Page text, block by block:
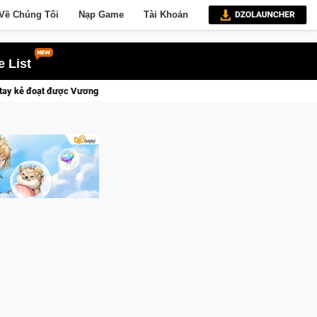
Chúng Tôi Nạp Game Tài Khoản
List
Quyền thành Kent sắp tới!